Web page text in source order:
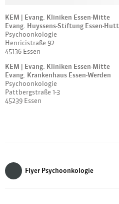
KEM | Evang. Kliniken Essen-Mitte
Evang. Huyssens-Stiftung Essen-
Psychoonkologie
Henricistraße 92
45136 Essen
KEM | Evang. Kliniken Essen-Mitte
Evang. Krankenhaus Essen-Werden
Psychoonkologie
Pattbergstraße 1-3
45239 Essen
Flyer Psychoonkologie